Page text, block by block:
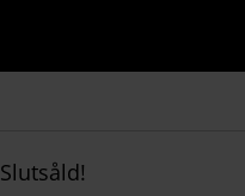
Slutsåld!